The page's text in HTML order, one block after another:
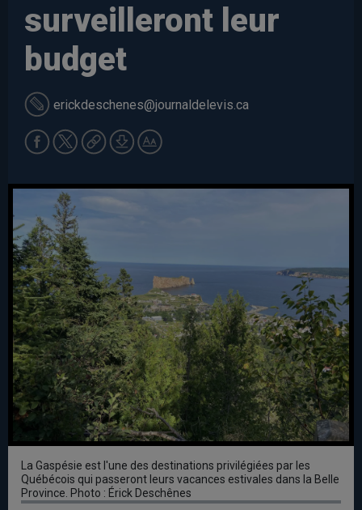
surveilleront leur
budget
erickdeschenes@journaldelevis.ca
La Gaspésie est l'une des destinations privilégiées par les
Québécois qui passeront leurs vacances estivales dans la Belle
Province. Photo : Érick Deschênes